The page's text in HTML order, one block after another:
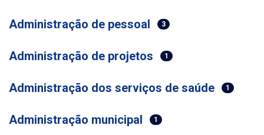
Administração de pessoal 3
Administração de projetos 1
Administração dos serviços de saúde 1
Administração municipal 1